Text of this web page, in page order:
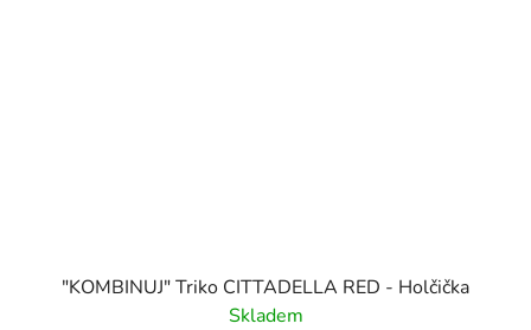
"KOMBINUJ" Triko CITTADELLA RED - Holčička
Skladem